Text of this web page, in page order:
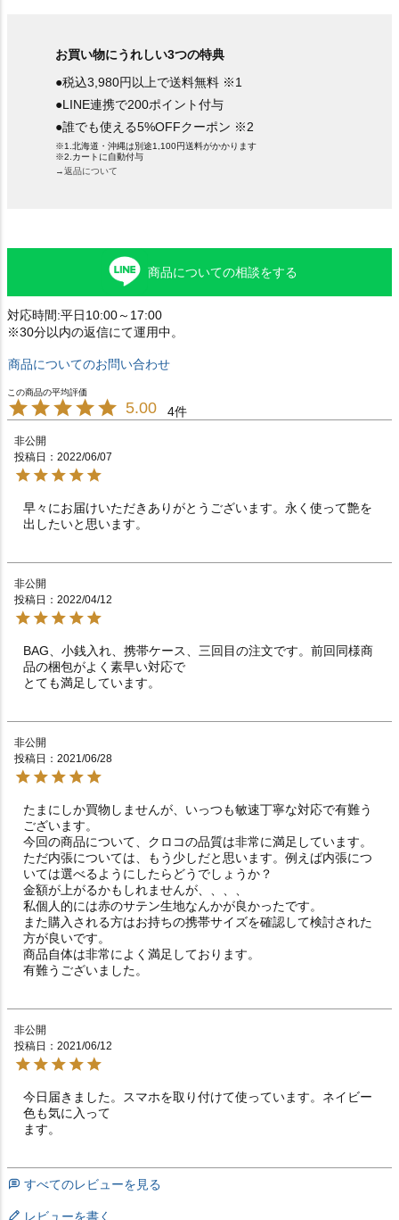
お買い物にうれしい3つの特典
●税込3,980円以上で送料無料 ※1
●LINE連携で200ポイント付与
●誰でも使える5%OFFクーポン ※2
※1.北海道・沖縄は別途1,100円送料がかかります
※2.カートに自動付与
→返品について
商品についての相談をする
対応時間:平日10:00～17:00
※30分以内の返信にて運用中。
商品についてのお問い合わせ
5.00 4
非公開
投稿日
2022/06/07
早々にお届けいただきありがとうございます。永く使って艶を
出したいと思います。
非公開
投稿日
2022/04/12
BAG、小銭入れ、携帯ケース、三回目の注文です。前回同様商
品の梱包がよく素早い対応で
とても満足しています。
非公開
投稿日
2021/06/28
たまにしか買物しませんが、いっつも敏速丁寧な対応で有難う
ございます。
今回の商品について、クロコの品質は非常に満足しています。
ただ内張については、もう少しだと思います。例えば内張につ
いては選べるようにしたらどうでしょうか？
金額が上がるかもしれませんが、、、、
私個人的には赤のサテン生地なんかが良かったです。
また購入される方はお持ちの携帯サイズを確認して検討された
方が良いです。
商品自体は非常によく満足しております。
有難うございました。
非公開
投稿日
2021/06/12
今日届きました。スマホを取り付けて使っています。ネイビー
色も気に入って
ます。
すべてのレビューを見る
レビューを書く